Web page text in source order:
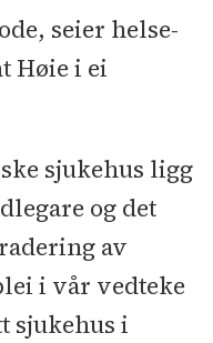
seier helse-
Høie i ei
sjukehus ligg
og det
av
i vår vedteke
sjukehus i